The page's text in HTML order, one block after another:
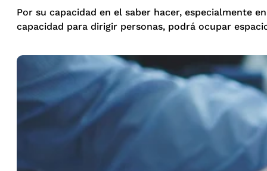
Por su capacidad en el saber hacer, especialmente
capacidad para dirigir personas, podrá ocupar